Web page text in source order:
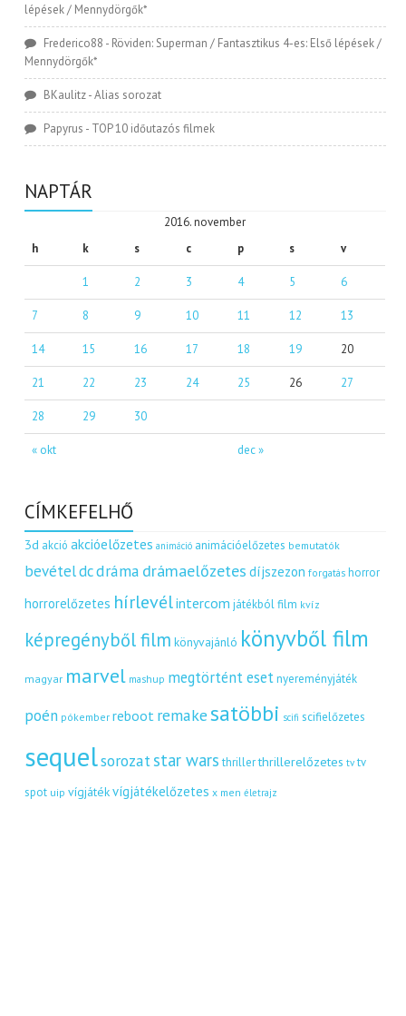
lépések / Mennydörgők*
Frederico88 - Röviden: Superman / Fantasztikus 4-es: Első lépések /
Mennydörgők*
BKaulitz-Alias sorozat
Papyrus - TOP 10 időutazós filmek
NAPTÁR
2016. november
h
k s c p s v
« okt dec »
1 2 3 4 5 6
7 8 9 10 11 12 13
14 15 16 17 18 19 20
21 22 23 24 25 26 27
28 29 30
CÍMKEFELHŐ
3d akció akcióelőzetes animáció animációelőzetes bemutatók
bevételdcdráma drámaelőzetes díjszezon forgatás horror
horrorelőzetes hírlevélintercom játékból film kvíz
képregényből film könyvajánló könyvből film
magyar marvel mashup megtörtént eset nyereményjáték
poén pókember reboot remakesatöbbi scifi scifielőzetes
sequelsorozatstar wars thriller thrillerelőzetes tv tv
spot uip vígjátékvígjátékelőzetes x men életrajz